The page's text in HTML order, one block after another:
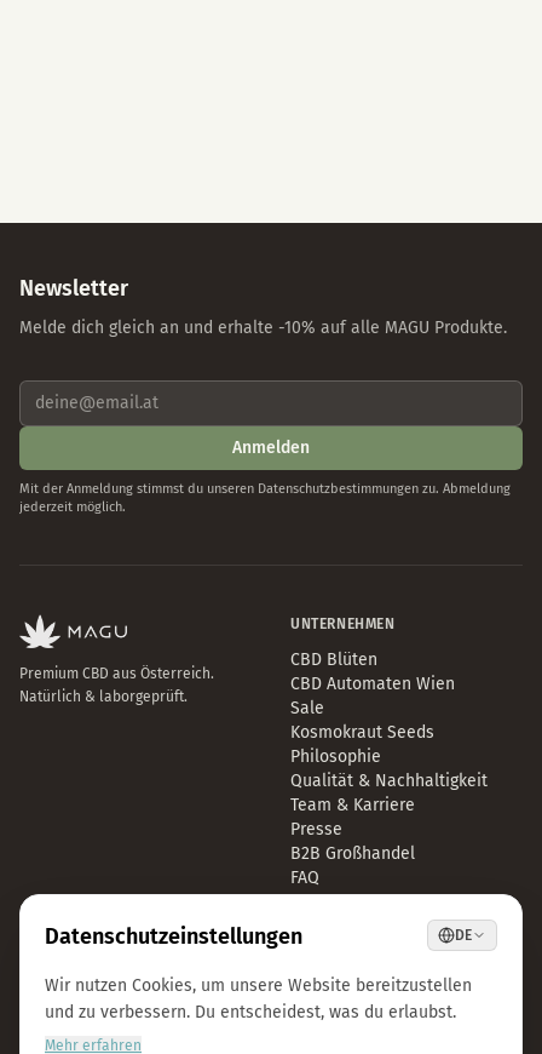
Newsletter
Melde dich gleich an und erhalte -10% auf alle MAGU Produkte.
Anmelden
Mit der Anmeldung stimmst du unseren Datenschutzbestimmungen zu. Abmeldung
jederzeit möglich.
Premium CBD aus Österreich.
Natürlich & laborgeprüft.
UNTERNEHMEN
CBD Blüten
CBD Automaten Wien
Sale
Kosmokraut Seeds
Philosophie
Qualität & Nachhaltigkeit
Team & Karriere
Presse
B2B Großhandel
FAQ
LEGAL
Impressum
AGB
Cookie-Einstellungen
KONTAKT
info@magu-cbd.com
Kontaktformular